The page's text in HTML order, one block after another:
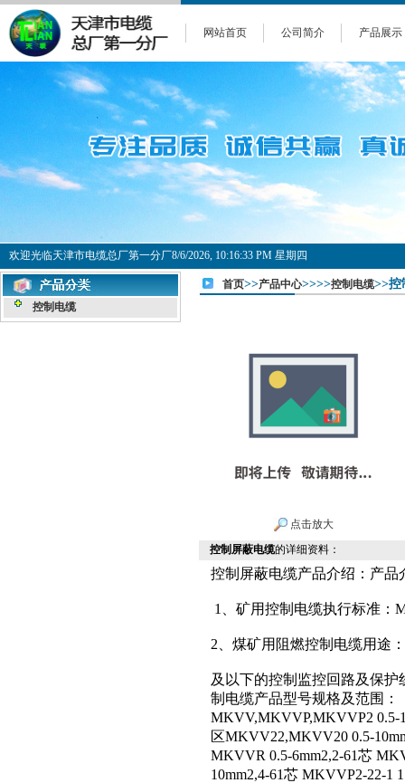
网站首页 公司简介 产品展示
欢迎光临天津市电缆总厂第一分厂8/6/2026, 10:16:33 PM 星期四
控制电缆
首页>>产品中心>>>>控制电缆>>控
点击放大
控制屏蔽电缆的详细资料：
控制屏蔽电缆产品介绍：产
1、矿用控制电缆执行标准：
2、煤矿用阻燃控制电缆用途
及以下的控制监控回路及保
制电缆产品型号规格及范围：
MKVV,MKVVP,MKVVP2 0.5-
区MKVV22,MKVV20 0.5-
MKVVR 0.5-6mm2,2-61芯
10mm2,4-61芯 MKVVP2-22-1